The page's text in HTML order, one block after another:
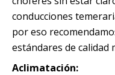
conducciones
por eso
estándares de calidad
Aclimatación: